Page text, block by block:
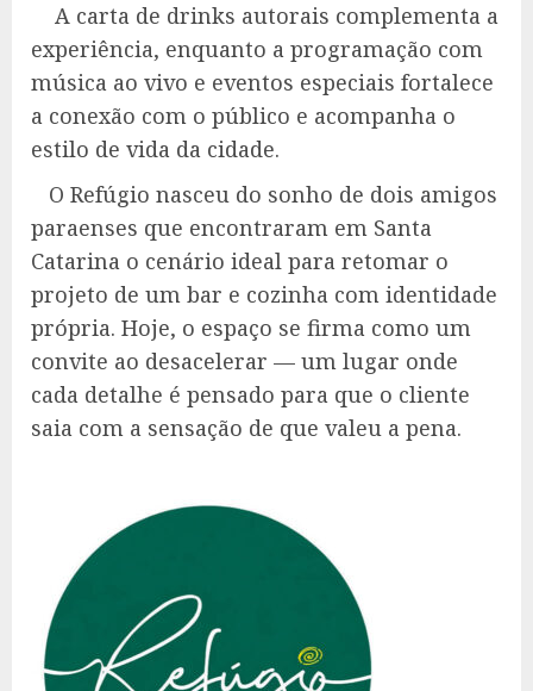
A carta de drinks autorais complementa a
experiência, enquanto a programação com
música ao vivo e eventos especiais fortalece
a conexão com o público e acompanha o
estilo de vida da cidade.
O Refúgio nasceu do sonho de dois amigos
paraenses que encontraram em Santa
Catarina o cenário ideal para retomar o
projeto de um bar e cozinha com identidade
própria. Hoje, o espaço se firma como um
convite ao desacelerar — um lugar onde
cada detalhe é pensado para que o cliente
saia com a sensação de que valeu a pena.